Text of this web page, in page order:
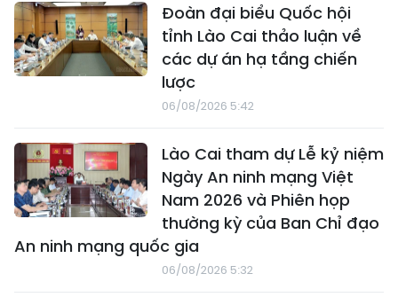
Đoàn đại biểu Quốc hội
tỉnh Lào Cai thảo luận về
các dự án hạ tầng chiến
lược
06/08/2026 5:42
Lào Cai tham dự Lễ kỷ niệm
Ngày An ninh mạng Việt
Nam 2026 và Phiên họp
thường kỳ của Ban Chỉ đạo
An ninh mạng quốc gia
06/08/2026 5:32